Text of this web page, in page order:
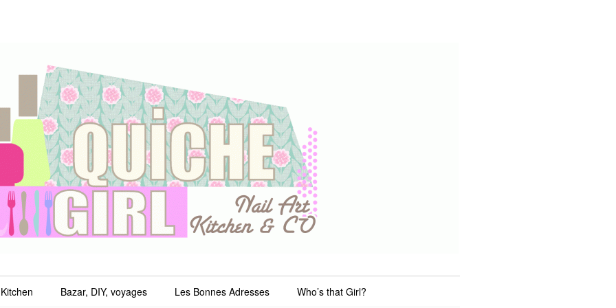
Kitchen Bazar, DIY, voyages Les Bonnes Adresses Who’s that Girl?